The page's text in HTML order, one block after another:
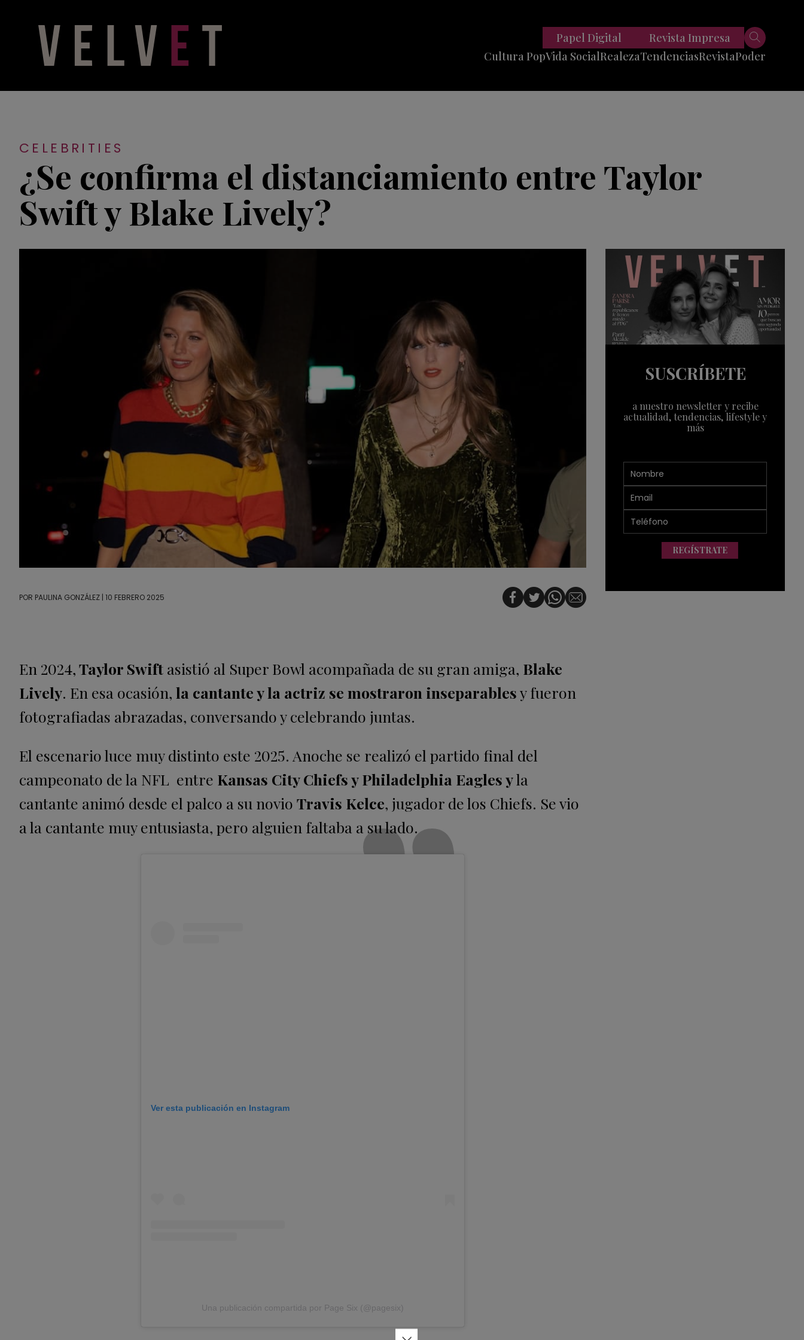
Cultura PopVida SocialRealezaTendencias
Viajes
Tech
RevistaPoder
Papel Digital Revista Impresa
CELEBRITIES
¿Se confirma el distanciamiento entre Taylor
Swift y Blake Lively?
POR PAULINA GONZÁLEZ | 10 FEBRERO 2025
En 2024,Taylor Swift asistió al Super Bowl acompañada de su gran amiga, Blake
Lively. En esa ocasión, la cantante y la actriz se mostraron inseparablesy fueron
fotografiadas abrazadas, conversando y celebrando juntas.
El escenario luce muy distinto este 2025. Anoche se realizó el partido final del
campeonato de la NFL entre Kansas City Chiefs y Philadelphia Eagles yla
cantante animó desde el palco a su novio Travis Kelce, jugador de los Chiefs. Se vio
a la cantante muy entusiasta, pero alguien faltaba a su lado.
Ver esta publicación en Instagram
Una publicación compartida por Page Six (@pagesix)
SUSCRÍBETE
a nuestro newsletter y recibe
actualidad, tendencias, lifestyle y
más
REGÍSTRATE